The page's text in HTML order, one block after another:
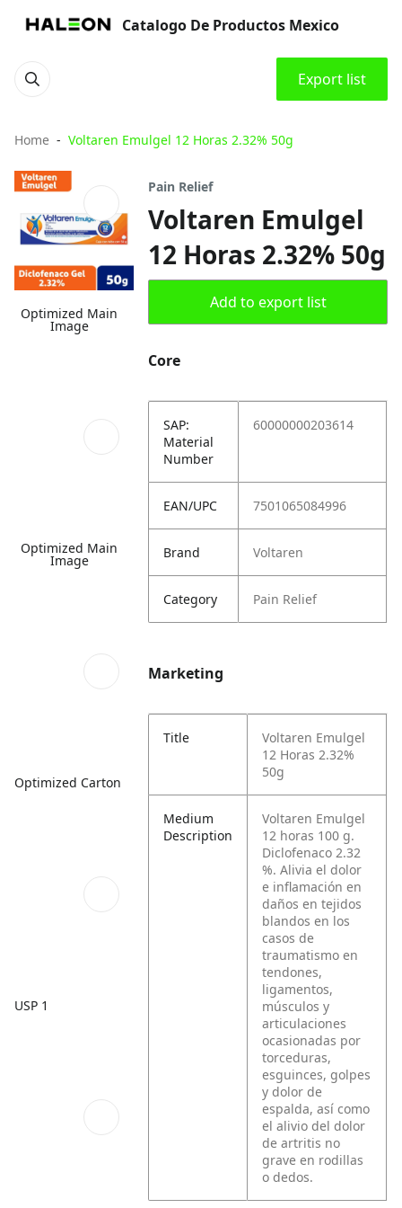
Catalogo De Productos Mexico
Export list
Home Voltaren Emulgel 12 Horas 2.32% 50g
Optimized Main
Image
Optimized Main
Image
Optimized Carton
USP 1
Pain Relief
Voltaren Emulgel
12 Horas 2.32% 50g
Add to export list
Core
SAP:
Material
Number
60000000203614
EAN/UPC 7501065084996
Brand Voltaren
Category Pain Relief
Marketing
Title
Voltaren Emulgel
12 Horas 2.32%
50g
Medium
Description
Voltaren Emulgel
12 horas 100 g.
Diclofenaco 2.32
%. Alivia el dolor
e inflamación en
daños en tejidos
blandos en los
casos de
traumatismo en
tendones,
ligamentos,
músculos y
articulaciones
ocasionadas por
torceduras,
esguinces, golpes
y dolor de
espalda, así como
el alivio del dolor
de artritis no
grave en rodillas
o dedos.